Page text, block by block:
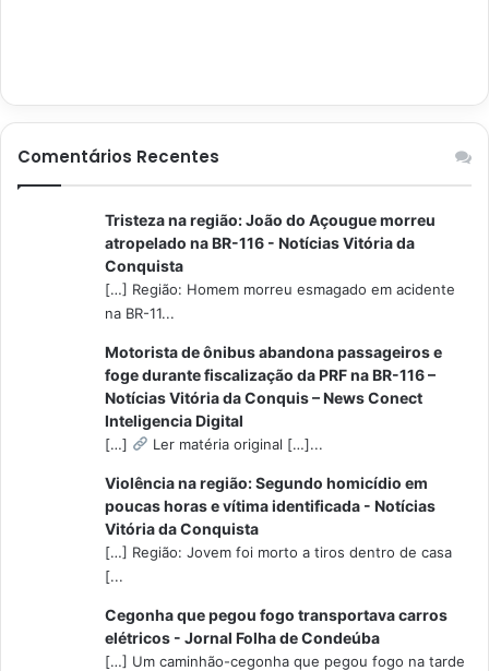
Comentários Recentes
Tristeza na região: João do Açougue morreu
atropelado na BR-116 - Notícias Vitória da
Conquista
[…] Região: Homem morreu esmagado em acidente
na BR-11...
Motorista de ônibus abandona passageiros e
foge durante fiscalização da PRF na BR-116 –
Notícias Vitória da Conquis – News Conect
Inteligencia Digital
[…] Ler matéria original […]...
Violência na região: Segundo homicídio em
poucas horas e vítima identificada - Notícias
Vitória da Conquista
[…] Região: Jovem foi morto a tiros dentro de casa
[...
Cegonha que pegou fogo transportava carros
elétricos - Jornal Folha de Condeúba
[…] Um caminhão-cegonha que pegou fogo na tarde